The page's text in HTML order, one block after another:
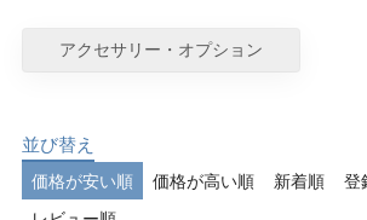
アクセサリー・オプション
並び替え
価格が安い順 価格が高い順 新着順 登